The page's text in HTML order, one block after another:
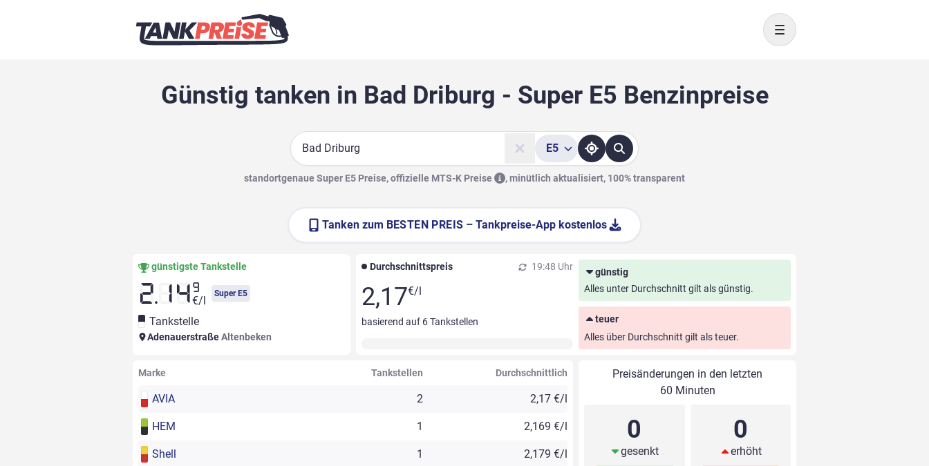
Toggle navigation
Günstig tanken in Bad Driburg - Super E5 Benzinpreise
Suche
E5
standortgenaue Super E5 Preise, offizielle MTS-K Preise ,minütlich aktualisiert, 100% transparent
Tanken zum BESTEN PREIS – Tankpreise-App kostenlos
günstigste Tankstelle
2.14 9
€/l
Super E5
Tankstelle
AdenauerstraßeAltenbeken
Durchschnittspreis 19:48 Uhr
2,17€/l
basierend auf 6Tankstellen
günstig
Alles unter Durchschnitt gilt als günstig.
teuer
Alles über Durchschnitt gilt als teuer.
Marke Tankstellen Durchschnittlich
AVIA 2 2,17 €/l
HEM 1 2,169 €/l
Shell 1 2,179 €/l
Preisänderungen in den letzten
60 Minuten
0
gesenkt
0
erhöht